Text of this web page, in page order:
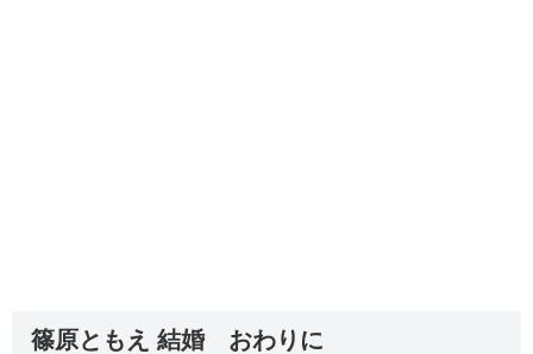
篠原ともえ 結婚 おわりに